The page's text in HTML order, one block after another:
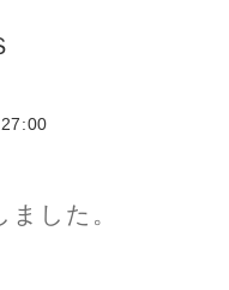
した。